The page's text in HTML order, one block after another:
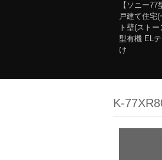
【ソニー
戸建て住宅
ト壁(スト
型有機 EL
け
K-